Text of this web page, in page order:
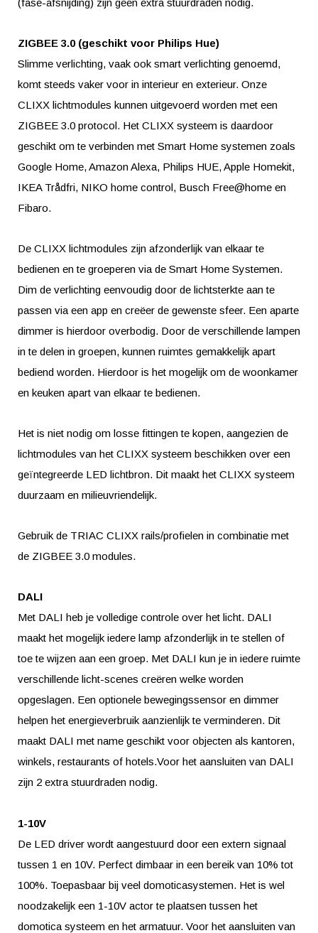
(fase-afsnijding) zijn geen extra stuurdraden nodig.
ZIGBEE 3.0 (geschikt voor Philips Hue)
Slimme verlichting, vaak ook smart verlichting genoemd,
komt steeds vaker voor in interieur en exterieur. Onze
CLIXX lichtmodules kunnen uitgevoerd worden met een
ZIGBEE 3.0 protocol. Het CLIXX systeem is daardoor
geschikt om te verbinden met Smart Home systemen zoals
Google Home, Amazon Alexa, Philips HUE, Apple Homekit,
IKEA Trådfri, NIKO home control, Busch Free@home en
Fibaro.
De CLIXX lichtmodules zijn afzonderlijk van elkaar te
bedienen en te groeperen via de Smart Home Systemen.
Dim de verlichting eenvoudig door de lichtsterkte aan te
passen via een app en creëer de gewenste sfeer. Een aparte
dimmer is hierdoor overbodig. Door de verschillende lampen
in te delen in groepen, kunnen ruimtes gemakkelijk apart
bediend worden. Hierdoor is het mogelijk om de woonkamer
en keuken apart van elkaar te bedienen.
Het is niet nodig om losse fittingen te kopen, aangezien de
lichtmodules van het CLIXX systeem beschikken over een
geïntegreerde LED lichtbron. Dit maakt het CLIXX systeem
duurzaam en milieuvriendelijk.
Gebruik de TRIAC CLIXX rails/profielen in combinatie met
de ZIGBEE 3.0 modules.
DALI
Met DALI heb je volledige controle over het licht. DALI
maakt het mogelijk iedere lamp afzonderlijk in te stellen of
toe te wijzen aan een groep. Met DALI kun je in iedere ruimte
verschillende licht-scenes creëren welke worden
opgeslagen. Een optionele bewegingssensor en dimmer
helpen het energieverbruik aanzienlijk te verminderen. Dit
maakt DALI met name geschikt voor objecten als kantoren,
winkels, restaurants of hotels.Voor het aansluiten van DALI
zijn 2 extra stuurdraden nodig.
1-10V
De LED driver wordt aangestuurd door een extern signaal
tussen 1 en 10V. Perfect dimbaar in een bereik van 10% tot
100%. Toepasbaar bij veel domoticasystemen. Het is wel
noodzakelijk een 1-10V actor te plaatsen tussen het
domotica systeem en het armatuur. Voor het aansluiten van